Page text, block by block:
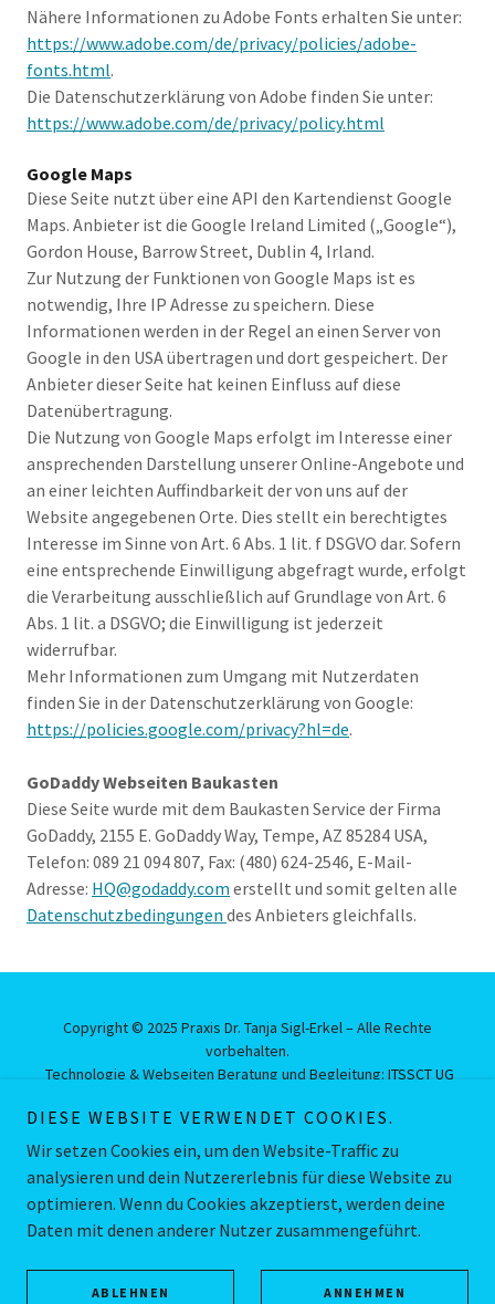
Nähere Informationen zu Adobe Fonts erhalten Sie unter:
https://www.adobe.com/de/privacy/policies/adobe-
fonts.html.
Die Datenschutzerklärung von Adobe finden Sie unter:
https://www.adobe.com/de/privacy/policy.html
Google Maps
Diese Seite nutzt über eine API den Kartendienst Google
Maps. Anbieter ist die Google Ireland Limited („Google“),
Gordon House, Barrow Street, Dublin 4, Irland.
Zur Nutzung der Funktionen von Google Maps ist es
notwendig, Ihre IP Adresse zu speichern. Diese
Informationen werden in der Regel an einen Server von
Google in den USA übertragen und dort gespeichert. Der
Anbieter dieser Seite hat keinen Einfluss auf diese
Datenübertragung.
Die Nutzung von Google Maps erfolgt im Interesse einer
ansprechenden Darstellung unserer Online-Angebote und
an einer leichten Auffindbarkeit der von uns auf der
Website angegebenen Orte. Dies stellt ein berechtigtes
Interesse im Sinne von Art. 6 Abs. 1 lit. f DSGVO dar. Sofern
eine entsprechende Einwilligung abgefragt wurde, erfolgt
die Verarbeitung ausschließlich auf Grundlage von Art. 6
Abs. 1 lit. a DSGVO; die Einwilligung ist jederzeit
widerrufbar.
Mehr Informationen zum Umgang mit Nutzerdaten
finden Sie in der Datenschutzerklärung von Google:
https://policies.google.com/privacy?hl=de.
GoDaddy Webseiten Baukasten
Diese Seite wurde mit dem Baukasten Service der Firma
GoDaddy, 2155 E. GoDaddy Way, Tempe, AZ 85284 USA,
Telefon: 089 21 094 807, Fax: (480) 624-2546, E-Mail-
Adresse: HQ@godaddy.com erstellt und somit gelten alle
Datenschutzbedingungen des Anbieters gleichfalls.
Copyright © 2025 Praxis Dr. Tanja Sigl-Erkel – Alle Rechte
vorbehalten.
Technologie & Webseiten Beratung und Begleitung: ITSSCT UG
Unterstützt von
STELLENANGEBOTE
IMPRESSUM / KONTAKT
DIESE WEBSITE VERWENDET COOKIES.
Wir setzen Cookies ein, um den Website-Traffic zu
analysieren und dein Nutzererlebnis für diese Website zu
optimieren. Wenn du Cookies akzeptierst, werden deine
Daten mit denen anderer Nutzer zusammengeführt.
ABLEHNEN ANNEHMEN